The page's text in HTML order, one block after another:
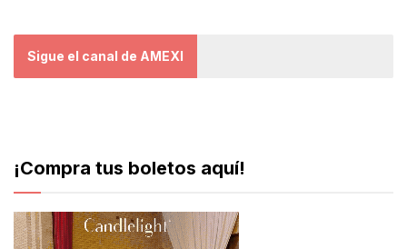
Sigue el canal de AMEXI
¡Compra tus boletos aquí!